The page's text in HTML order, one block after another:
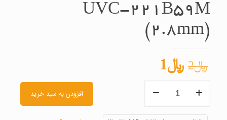
UVC-221B59M
(2.8mm)
﷼2 قیمت
اصلی
﷼1
(2.8mm)
افزودن به سبد خرید